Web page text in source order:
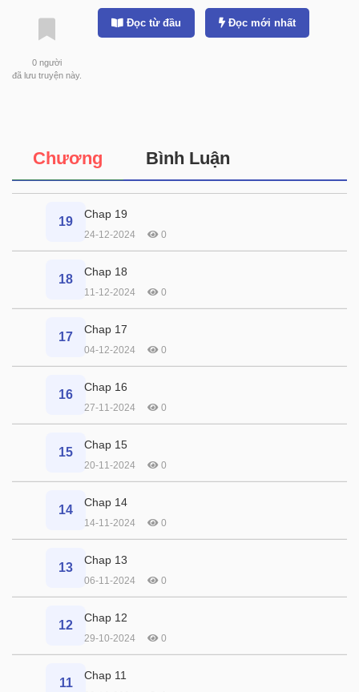
0 người
đã lưu truyện này.
Đọc từ đầu Đọc mới nhất
Chương Bình Luận
19
Chap 19
24-12-2024 0
18
Chap 18
11-12-2024 0
17
Chap 17
04-12-2024 0
16
Chap 16
27-11-2024 0
15
Chap 15
20-11-2024 0
14
Chap 14
14-11-2024 0
13
Chap 13
06-11-2024 0
12
Chap 12
29-10-2024 0
11
Chap 11